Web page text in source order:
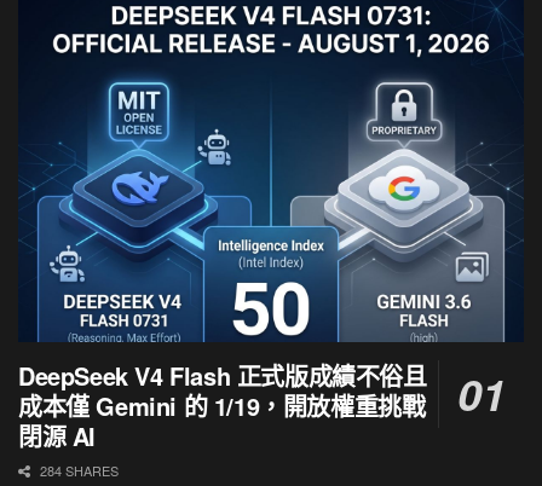
DeepSeek V4 Flash 正式版成績不俗且
成本僅 Gemini 的 1/19，開放權重挑戰
閉源 AI
284 SHARES